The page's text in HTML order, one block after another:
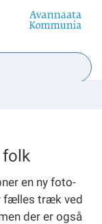
folk
en ny foto-
fælles træk ved
der er også